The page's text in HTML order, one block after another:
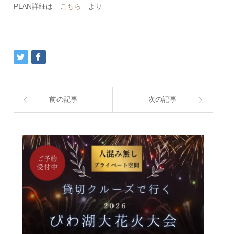
PLAN詳細は こちら より
前の記事 次の記事